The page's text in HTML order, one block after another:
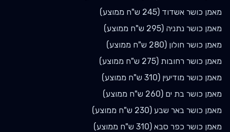
מאמן כושר אשדוד (
245 ש"ח ממוצע)
מאמן כושר נתניה (
295 ש"ח ממוצע)
מאמן כושר חולון (
280 ש"ח ממוצע)
מאמן כושר רחובות (
275 ש"ח ממוצע)
מאמן כושר מודיעין (
310 ש"ח ממוצע)
מאמן כושר בת ים (
260 ש"ח ממוצע)
מאמן כושר באר שבע (
230 ש"ח ממוצע)
מאמן כושר כפר סבא (
310 ש"ח ממוצע)